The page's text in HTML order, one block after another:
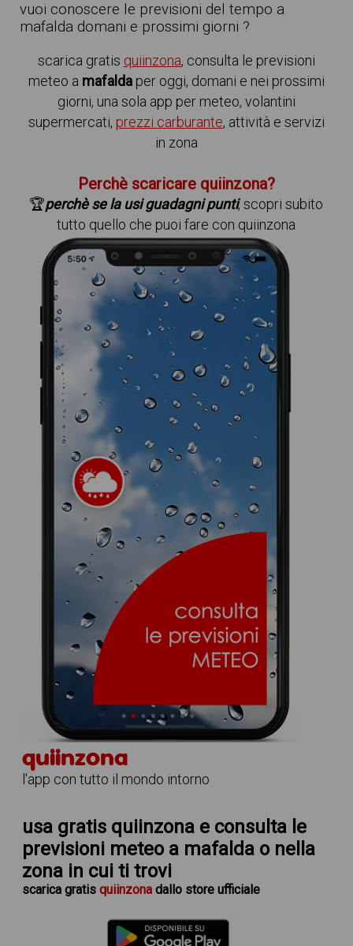
vuoi conoscere le previsioni del tempo a
mafalda domani e prossimi giorni ?
scarica gratis quiinzona, consulta le previsioni
meteo a mafaldaper oggi, domani e nei prossimi
giorni, una sola app per meteo, volantini
supermercati, prezzi carburante, attività e servizi
in zona
Perchè scaricare quiinzona?
🏆perchè se la usi guadagni punti, scopri subito
tutto quello che puoi fare con quiinzona
quiinzona
l'app con tutto il mondo intorno
usa gratis quiinzona e consulta le
previsioni meteo a mafaldao nella
zona in cui ti trovi
scarica gratis quiinzonadallo store ufficiale